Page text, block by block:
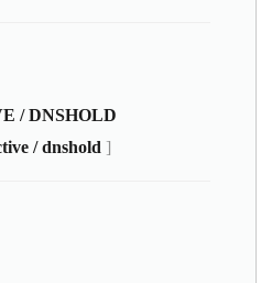
/ DNSHOLD
/ dnshold ]